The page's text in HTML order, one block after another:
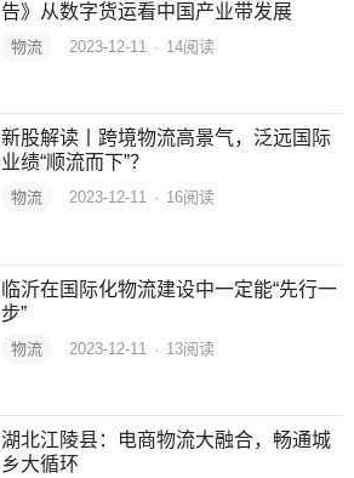
告》从数字货运看中国产业带发展
物流 2023-12-11 · 14阅读
新股解读丨跨境物流高景气，泛远国际
业绩“顺流而下”？
物流 2023-12-11 · 16阅读
临沂在国际化物流建设中一定能“先行一
步”
物流 2023-12-11 · 13阅读
湖北江陵县：电商物流大融合，畅通城
乡大循环